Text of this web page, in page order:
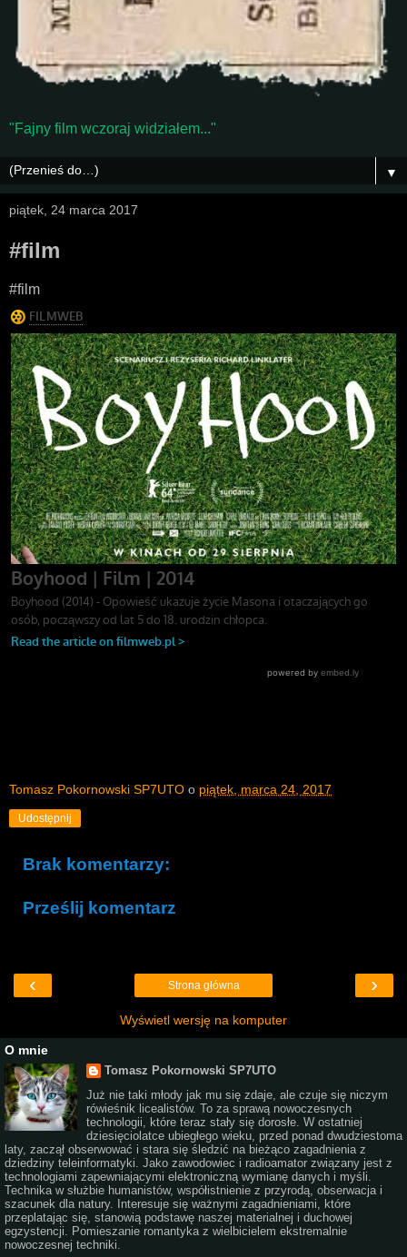
"Fajny film wczoraj widziałem..."
▼
piątek, 24 marca 2017
#film
#film
Tomasz Pokornowski SP7UTO o piątek, marca 24, 2017
Udostępnij
Brak komentarzy:
Prześlij komentarz
‹ ›
Strona główna
Wyświetl wersję na komputer
O mnie
Tomasz Pokornowski SP7UTO
Już nie taki młody jak mu się zdaje, ale czuje się niczym
rówieśnik licealistów. To za sprawą nowoczesnych
technologii, które teraz stały się dorosłe. W ostatniej
dziesięciolatce ubiegłego wieku, przed ponad dwudziestoma
laty, zaczął obserwować i stara się śledzić na bieżąco zagadnienia z
dziedziny teleinformatyki. Jako zawodowiec i radioamator związany jest z
technologiami zapewniającymi elektroniczną wymianę danych i myśli.
Technika w służbie humanistów, współistnienie z przyrodą, obserwacja i
szacunek dla natury. Interesuje się ważnymi zagadnieniami, które
przeplatając się, stanowią podstawę naszej materialnej i duchowej
egzystencji. Pomieszanie romantyka z wielbicielem ekstremalnie
nowoczesnej techniki.